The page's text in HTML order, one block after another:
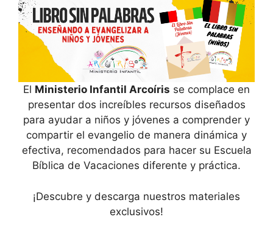
El Ministerio Infantil Arcoíris se complace en
presentar dos increíbles recursos diseñados
para ayudar a niños y jóvenes a comprender y
compartir el evangelio de manera dinámica y
efectiva, recomendados para hacer su Escuela
Bíblica de Vacaciones diferente y práctica.
¡Descubre y descarga nuestros materiales
exclusivos!